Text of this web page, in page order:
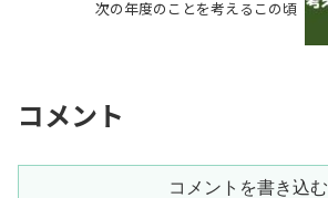
次の年度のことを考えるこの頃
コメント
コメントを書き込む